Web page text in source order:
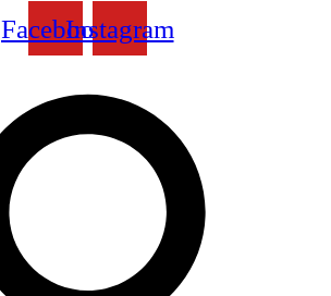
FacebookInstagram